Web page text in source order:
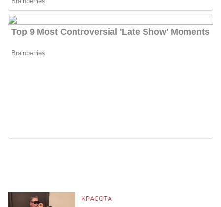
КРАСОТА